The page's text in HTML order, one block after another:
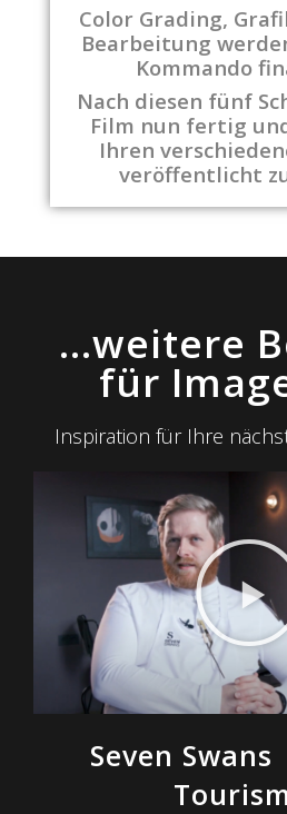
Color Grading,
Bearbeitung
Kommando
Nach diesen fünf
Film nun fertig
Ihren
veröffentlicht
...weitere
für
Inspiration für Ihre
Seven Swans